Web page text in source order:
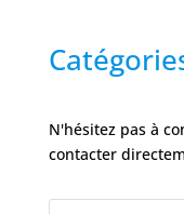
Nos
N'hésitez pas à
contacter